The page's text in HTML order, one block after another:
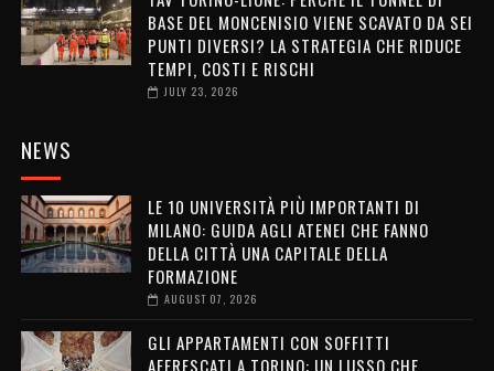
BASE DEL MONCENISIO VIENE SCAVATO DA SEI
PUNTI DIVERSI? LA STRATEGIA CHE RIDUCE
TEMPI, COSTI E RISCHI
JULY 23, 2026
NEWS
LE 10 UNIVERSITÀ PIÙ IMPORTANTI DI
MILANO: GUIDA AGLI ATENEI CHE FANNO
DELLA CITTÀ UNA CAPITALE DELLA
FORMAZIONE
AUGUST 07, 2026
GLI APPARTAMENTI CON SOFFITTI
AFFRESCATI A TORINO: UN LUSSO CHE